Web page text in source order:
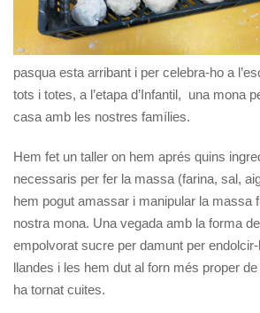
pasqua esta arribant i per celebra-ho a
tots i totes, a l’etapa d’Infantil, una mona
casa amb les nostres famílies.
Hem fet un taller on hem aprés quins
necessaris per fer la massa (farina, sal,
hem pogut amassar i manipular la massa
nostra mona. Una vegada amb la forma
empolvorat sucre per damunt per
llandes i les hem dut al forn més proper de
ha tornat cuites.